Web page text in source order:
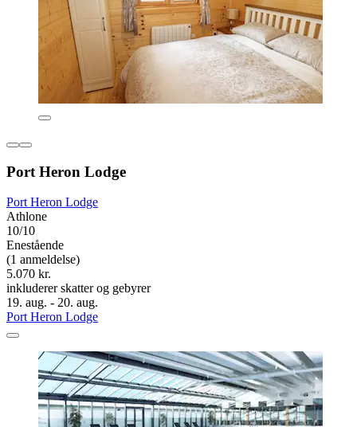
Port Heron Lodge
Port Heron Lodge
Athlone
10/10
Enestående
(1 anmeldelse)
5.070 kr.
inkluderer skatter og gebyrer
19. aug. - 20. aug.
Port Heron Lodge